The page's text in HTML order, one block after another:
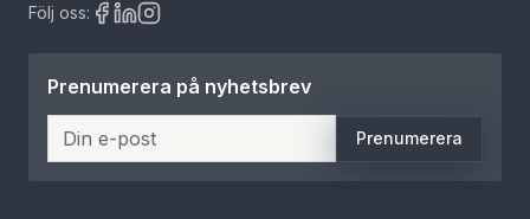
Följ oss:
Prenumerera på nyhetsbrev
Prenumerera